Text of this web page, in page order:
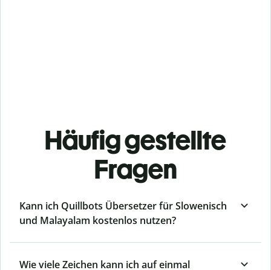
Häufig gestellte
Fragen
Kann ich Quillbots Übersetzer für Slowenisch
und Malayalam kostenlos nutzen?
Wie viele Zeichen kann ich auf einmal